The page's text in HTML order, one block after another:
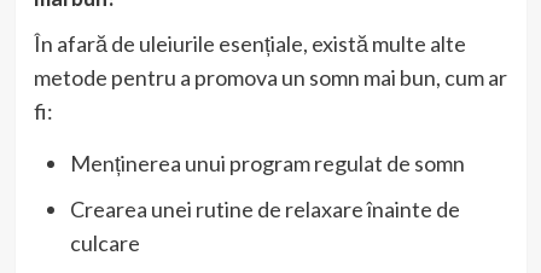
În afară de uleiurile esențiale, există multe alte
metode pentru a promova un somn mai bun, cum ar
fi:
Menținerea unui program regulat de somn
Crearea unei rutine de relaxare înainte de
culcare